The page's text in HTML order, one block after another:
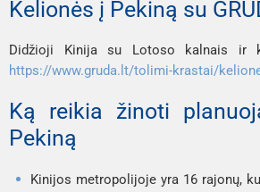
Kelionės į Pekiną su
Didžioji Kinija su Lotoso kalnais ir
https://www.gruda.lt/tolimi-krastai/
Ką reikia žinoti
Pekiną
Kinijos metropolijoje yra 16 rajonų,